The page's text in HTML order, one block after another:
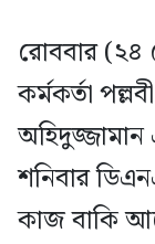
রোববার (২৪
কর্মকর্তা
শনিবার
কাজ বাকি